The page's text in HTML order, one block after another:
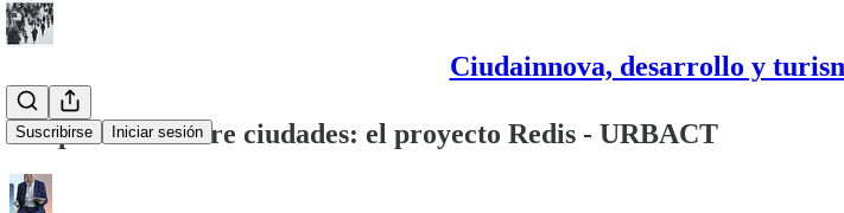
Ciudainnova, desarrollo y
Suscribirse Iniciar sesión
Cooperación entre ciudades: el proyecto Redis - URBACT